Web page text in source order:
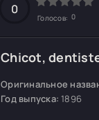
0
Голосов: 0
Chicot,
Оригинальное
Год выпуска: 1896